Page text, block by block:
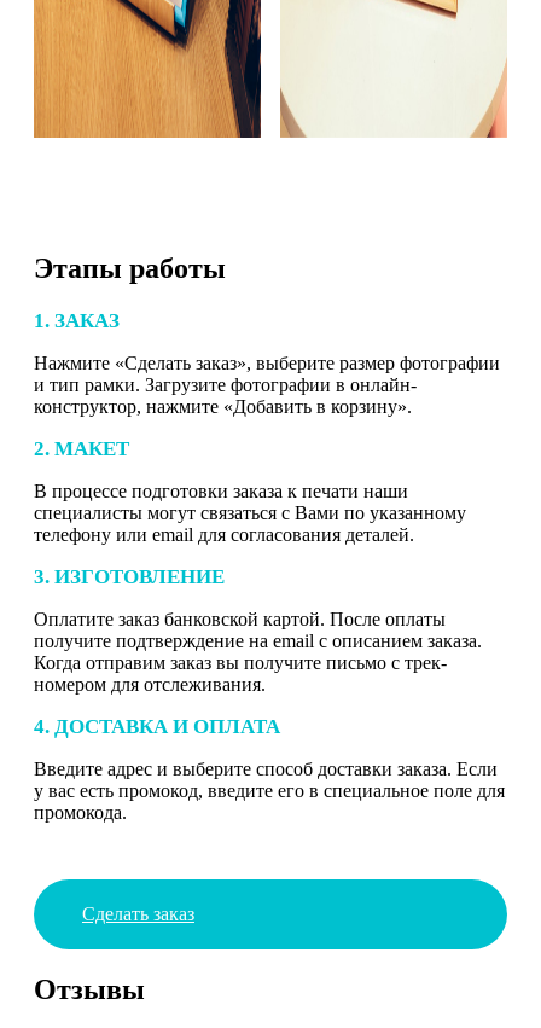
Этапы работы
1. ЗАКАЗ
Нажмите «Сделать заказ», выберите размер фотографии
и тип рамки. Загрузите фотографии в онлайн-
конструктор, нажмите «Добавить в корзину».
2. МАКЕТ
В процессе подготовки заказа к печати наши
специалисты могут связаться с Вами по указанному
телефону или email для согласования деталей.
3. ИЗГОТОВЛЕНИЕ
Оплатите заказ банковской картой. После оплаты
получите подтверждение на email с описанием заказа.
Когда отправим заказ вы получите письмо с трек-
номером для отслеживания.
4. ДОСТАВКА И ОПЛАТА
Введите адрес и выберите способ доставки заказа. Если
у вас есть промокод, введите его в специальное поле для
промокода.
Сделать заказ
Отзывы